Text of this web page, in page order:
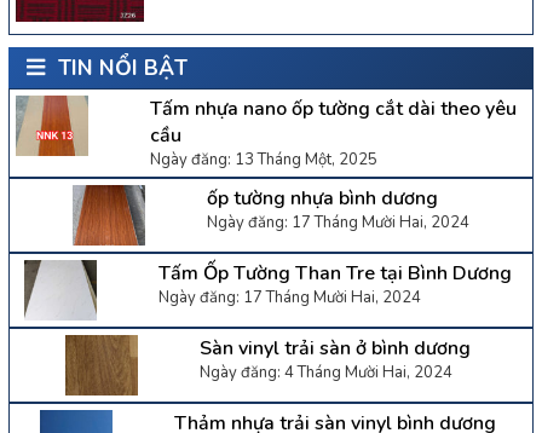
TIN NỔI BẬT
Tấm nhựa nano ốp tường cắt dài theo yêu
cầu
Ngày đăng: 13 Tháng Một, 2025
ốp tường nhựa bình dương
Ngày đăng: 17 Tháng Mười Hai, 2024
Tấm Ốp Tường Than Tre tại Bình Dương
Ngày đăng: 17 Tháng Mười Hai, 2024
Sàn vinyl trải sàn ở bình dương
Ngày đăng: 4 Tháng Mười Hai, 2024
Thảm nhựa trải sàn vinyl bình dương